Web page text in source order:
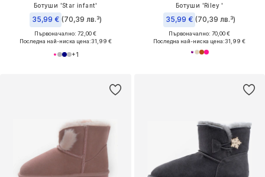
Ботуши 'Star infant'
35,99 € (70,39 лв.³)
Първоначално: 72,00 €
Последна най-ниска цена:31,99 €
+1
Ботуши 'Riley '
35,99 € (70,39 лв.³)
Първоначално: 70,00 €
Последна най-ниска цена:31,99 €